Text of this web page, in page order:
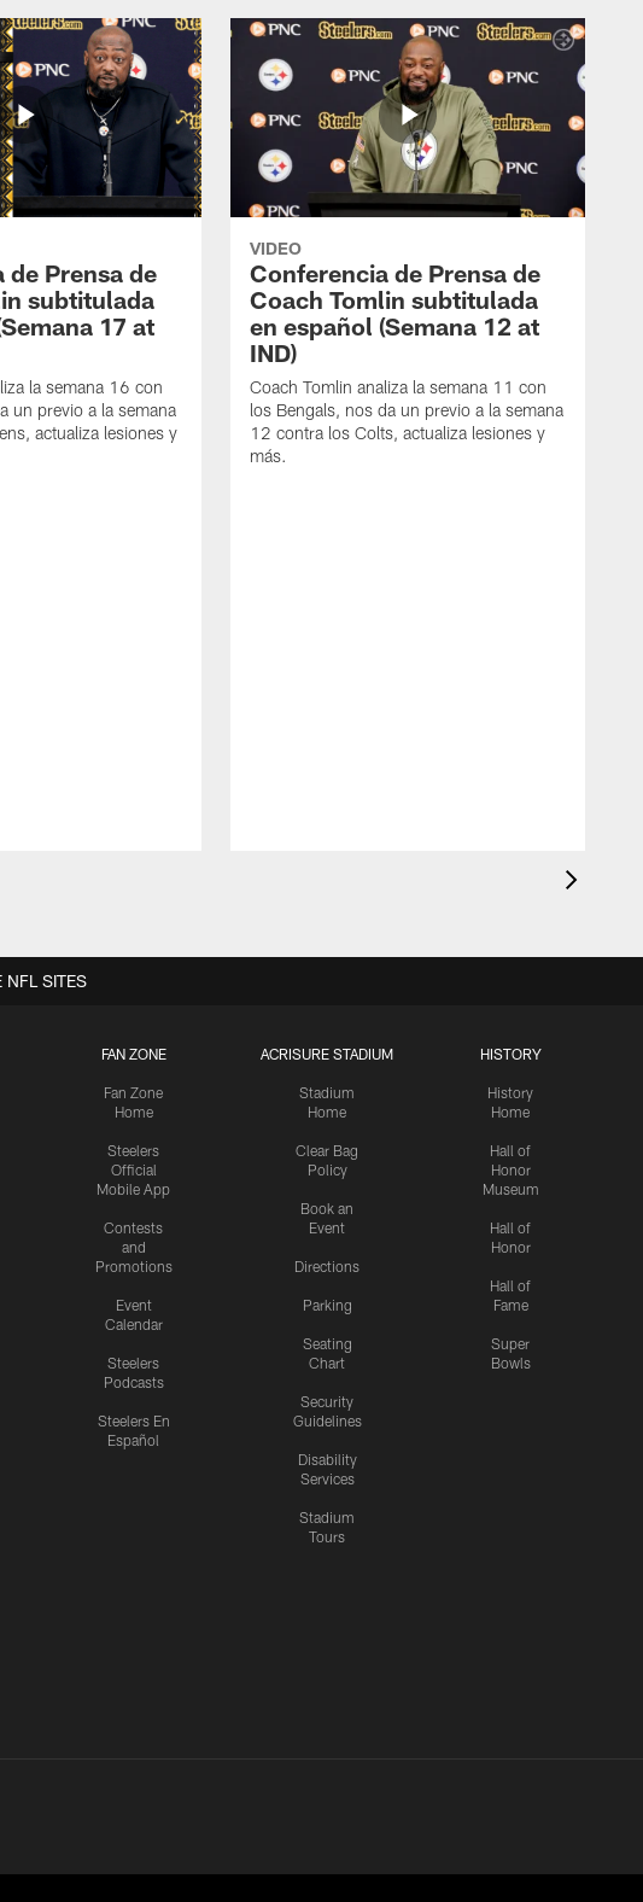
Prensa de
subtitulada
17 at
la semana 16 con
un previo a la semana
actualiza lesiones y
VIDEO
Conferencia de Prensa de
Coach Tomlin subtitulada
en español (Semana 12 at
IND)
Coach Tomlin analiza la semana 11 con
los Bengals, nos da un previo a la semana
12 contra los Colts, actualiza lesiones y
más.
FAN ZONE
Fan Zone
Home
Steelers
Official
Mobile App
Contests
and
Promotions
Event
Calendar
Steelers
Podcasts
Steelers En
Español
ACRISURE STADIUM
Stadium
Home
Clear Bag
Policy
Book an
Event
Directions
Parking
Seating
Chart
Security
Guidelines
Disability
Services
Stadium
Tours
HISTORY
History
Home
Hall of
Honor
Museum
Hall of
Honor
Hall of
Fame
Super
Bowls
NFL SITES